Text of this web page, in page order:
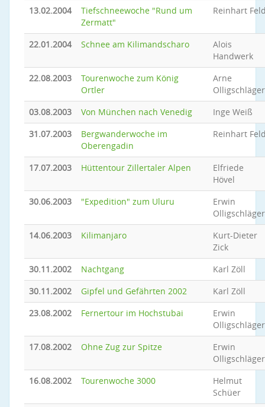
13.02.2004
Tiefschneewoche "Rund um
Zermatt"
Reinhart
22.01.2004 Schnee am Kilimandscharo
Alois
Handwerk
22.08.2003
Tourenwoche zum König
Ortler
Arne
Olligschläger
03.08.2003
Von München nach Venedig
Inge Weiß
31.07.2003
Bergwanderwoche im
Oberengadin
Reinhart
17.07.2003 Hüttentour Zillertaler Alpen
Elfriede
Hövel
30.06.2003
"Expedition" zum Uluru
Erwin
Olligschläger
14.06.2003
Kilimanjaro
Kurt-Dieter
Zick
30.11.2002
Nachtgang
Karl Zöll
30.11.2002
Gipfel und Gefährten 2002
Karl Zöll
23.08.2002
Fernertour im Hochstubai
Erwin
Olligschläger
17.08.2002
Ohne Zug zur Spitze
Erwin
Olligschläger
16.08.2002
Tourenwoche 3000
Helmut
Schüer